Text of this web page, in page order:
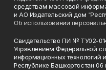
средствам массовой
и АО Издательский дом
Об использовании
Свидетельство ПИ № ТУ02-
Управлением Федеральной
информационных технологий
Республике Башкортостан 06